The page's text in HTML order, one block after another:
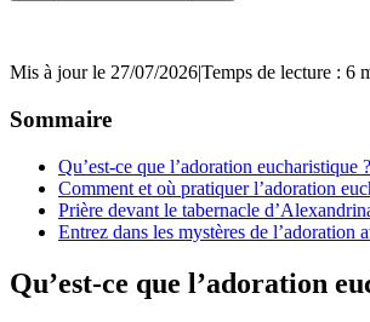
Mis à jour le 27/07/2026|Temps de lecture : 6
Sommaire
Qu’est-ce que l’adoration eucharistique ?
Comment et où pratiquer l’adoration
Prière devant le tabernacle
Entrez dans les mystères de l’adoration
Qu’est-ce que l’adoration